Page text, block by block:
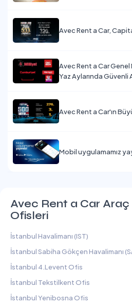
Avec Rent a Car,
Avec Rent a Car
Yaz Aylarında Güvenli
Avec Rent a Car'ın
Mobil uygulamamız
Avec Rent a Car
Ofisleri
İstanbul Havalimanı (IST)
İstanbul Sabiha Gökçen Havalimanı
İstanbul 4.Levent Ofis
İstanbul Tekstilkent Ofis
İstanbul Yenibosna Ofis